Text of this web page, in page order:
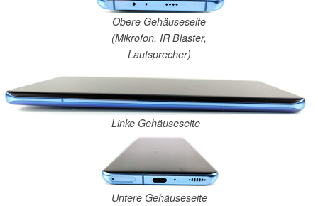
Obere Gehäuseseite
(Mikrofon, IR Blaster,
Lautsprecher)
Linke Gehäuseseite
Untere Gehäuseseite